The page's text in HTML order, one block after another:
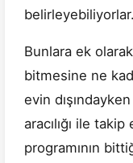
belirleyebiliyorlar.
Bunlara ek
bitmesine ne
evin
aracılığı ile
programının